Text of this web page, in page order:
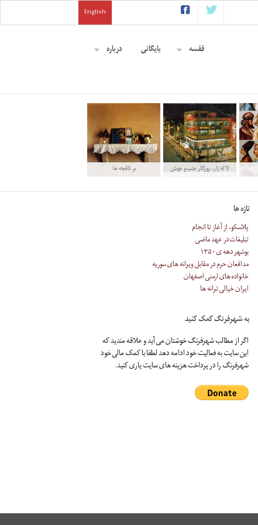
English
قفسه بایگانی درباره
بر تاقچه ها لاله زار، روزگار جنب و جوش
تازه ها
پلاسکو، از آغاز تا انجام
تبلیغات در عهد ماضی
بوشهر دهه ی ۱۳۵۰
مدافعان حرم در مقابل ویرانه های سوریه
خانواده های ارمنی اصفهان
ایران خیالی ترانه ها
به شهرفرنگ کمک کنید
اگر از مطالب شهرفرنگ خوشتان می آید و علاقه مندید که
این سایت به فعالیت خود ادامه دهد لطفا با کمک مالی خود
شهرفرنگ را در پرداخت هزینه های سایت یاری کنید.